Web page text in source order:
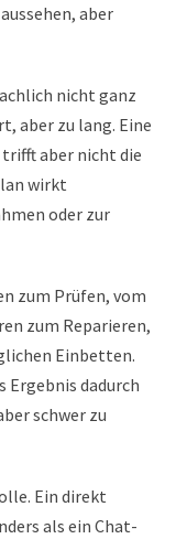
aber
nicht ganz
aber zu lang. Eine
aber nicht die
wirkt
oder zur
zum Prüfen, vom
zum Reparieren,
Einbetten.
Ergebnis dadurch
schwer zu
Ein direkt
als ein Chat-